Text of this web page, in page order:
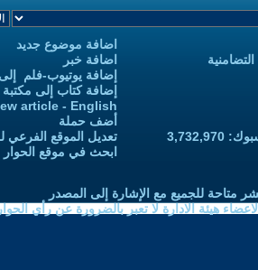
اضافة موضوع جديد
اضافة خبر
إضافة يوتيوب-فلم
إضافة كتاب إلى مكتبة
article - English
أضف حملة
تعديل الموقع الفرعي
ابحث في موقع الحوار
متاحة للجميع مع الإشارة إلى المصدر
هيئة الادارة لا تعبر بالضرورة عن رأي